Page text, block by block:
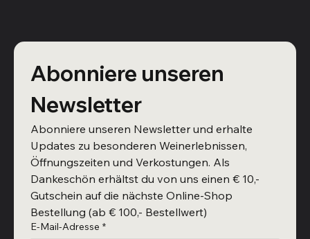
Abonniere unseren
Newsletter
Abonniere unseren Newsletter und erhalte
Updates zu besonderen Weinerlebnissen,
Öffnungszeiten und Verkostungen. Als
Dankeschön erhältst du von uns einen € 10,-
Gutschein auf die nächste Online-Shop
Bestellung (ab € 100,- Bestellwert)
E-Mail-Adresse *